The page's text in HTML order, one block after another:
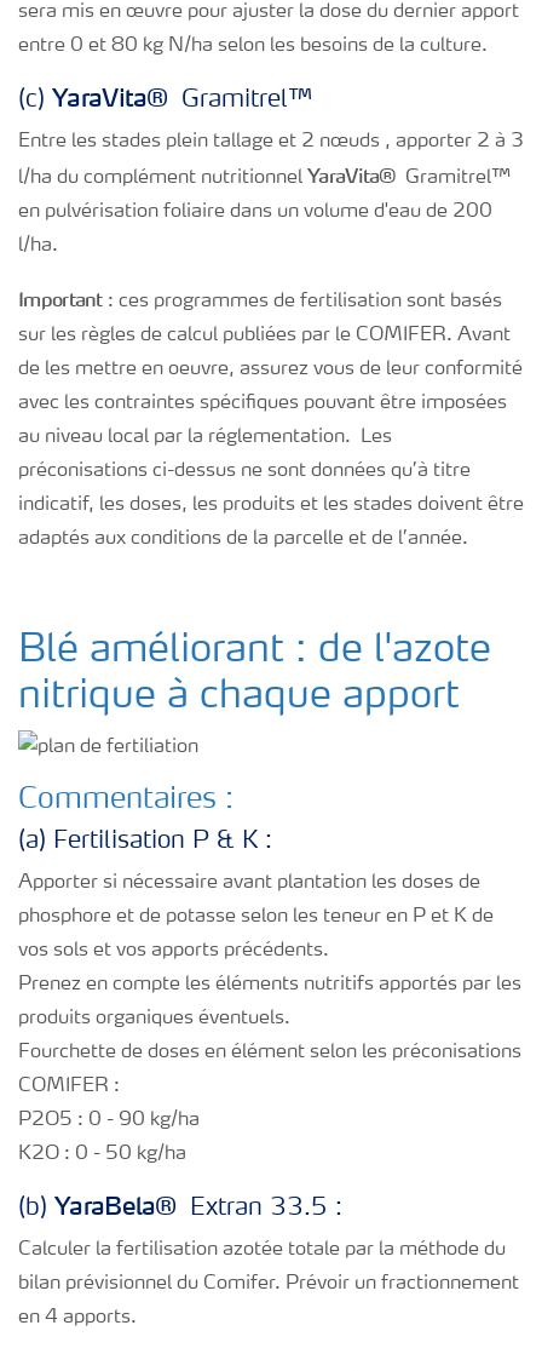
sera mis en œuvre pour ajuster la dose du dernier apport
entre 0 et 80 kg N/ha selon les besoins de la culture.
(c) YaraVita® Gramitrel™
Entre les stades plein tallage et 2 nœuds , apporter 2 à 3
l/ha du complément nutritionnel YaraVita® Gramitrel™
en pulvérisation foliaire dans un volume d'eau de 200
l/ha.
Important: ces programmes de fertilisation sont basés
sur les règles de calcul publiées par le COMIFER. Avant
de les mettre en oeuvre, assurez vous de leur conformité
avec les contraintes spécifiques pouvant être imposées
au niveau local par la réglementation. Les
préconisations ci-dessus ne sont données qu’à titre
indicatif, les doses, les produits et les stades doivent être
adaptés aux conditions de la parcelle et de l’année.
Blé améliorant : de l'azote
nitrique à chaque apport
Commentaires :
(a) Fertilisation P & K :
Apporter si nécessaire avant plantation les doses de
phosphore et de potasse selon les teneur en P et K de
vos sols et vos apports précédents.
Prenez en compte les éléments nutritifs apportés par les
produits organiques éventuels.
Fourchette de doses en élément selon les préconisations
COMIFER :
P2O5 : 0 - 90 kg/ha
K2O : 0 - 50 kg/ha
(b) YaraBela® Extran 33.5 :
Calculer la fertilisation azotée totale par la méthode du
bilan prévisionnel du Comifer. Prévoir un fractionnement
en 4 apports.